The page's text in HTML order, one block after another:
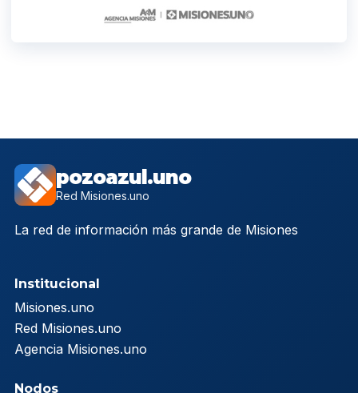
pozoazul.uno
Red Misiones.uno
La red de información más grande de Misiones
Institucional
Misiones.uno
Red Misiones.uno
Agencia Misiones.uno
Nodos